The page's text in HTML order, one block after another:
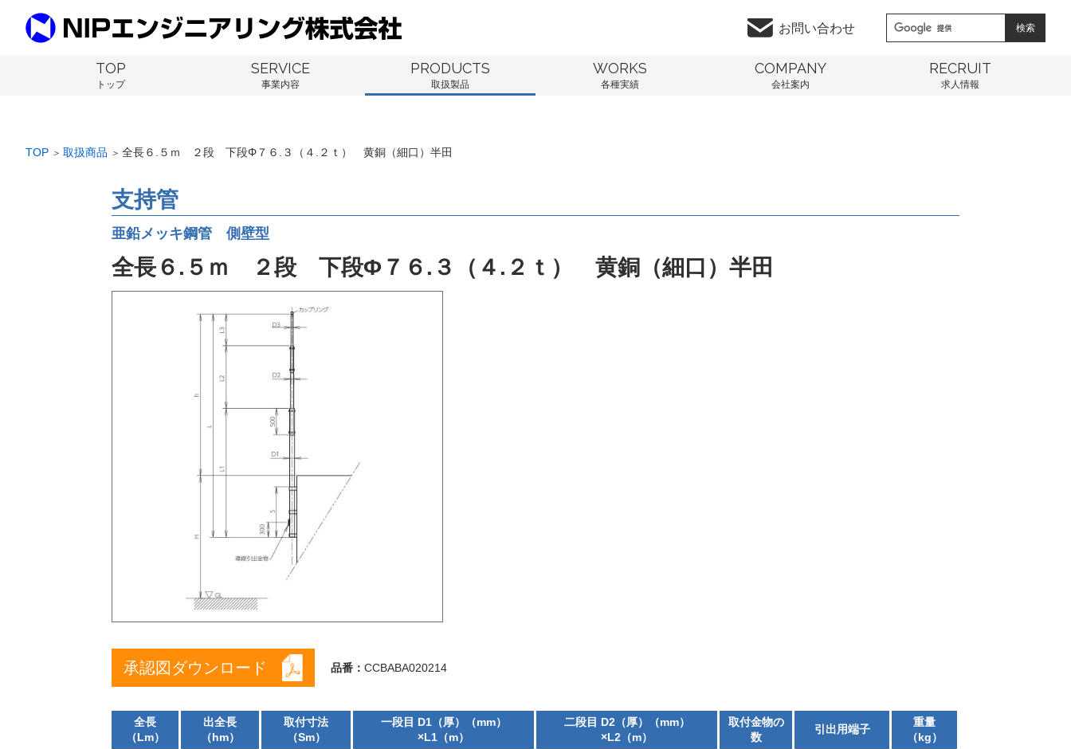
お問い合わせ
TOP
トップ
SERVICE
事業内容
PRODUCTS
取扱製品
WORKS
各種実績
COMPANY
会社案内
RECRUIT
求人情報
TOP ＞ 取扱商品 ＞ 全長６.５ｍ ２段 下段Φ７６.３（４.２ｔ） 黄銅（細口）半田
支持管
亜鉛メッキ鋼管 側壁型
全長６.５ｍ ２段 下段Φ７６.３（４.２ｔ） 黄銅（細口）半田
承認図ダウンロード 品番： CCBABA020214
全長
（Lm）
出全長
（hm）
取付寸法
（Sm）
一段目 D1（厚）（mm）
×L1（m）
二段目 D2（厚）（mm）
×L2（m）
取付金物の
数
引出用端子
重量
（kg）